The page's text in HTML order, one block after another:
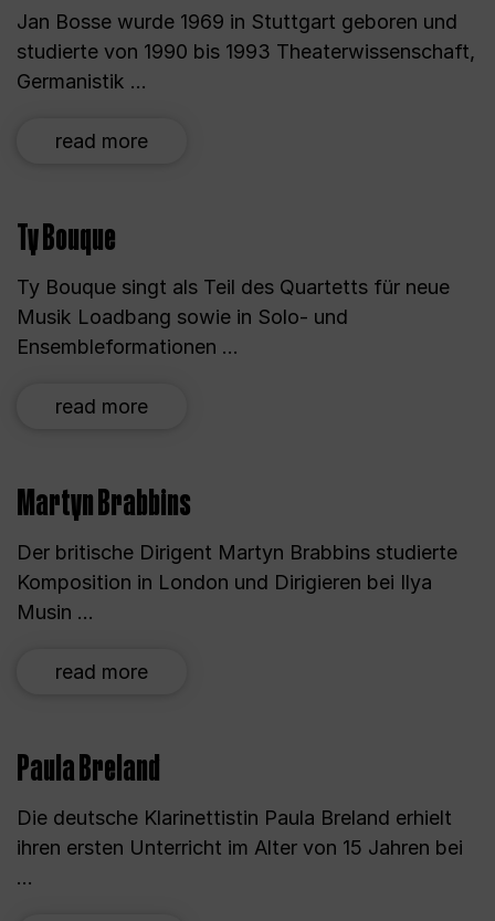
Jan Bosse wurde 1969 in Stuttgart geboren und
studierte von 1990 bis 1993 Theaterwissenschaft,
Germanistik ...
read more
Ty Bouque
Ty Bouque singt als Teil des Quartetts für neue
Musik Loadbang sowie in Solo- und
Ensembleformationen ...
read more
Martyn Brabbins
Der britische Dirigent Martyn Brabbins studierte
Komposition in London und Dirigieren bei Ilya
Musin ...
read more
Paula Breland
Die deutsche Klarinettistin Paula Breland erhielt
ihren ersten Unterricht im Alter von 15 Jahren bei
...